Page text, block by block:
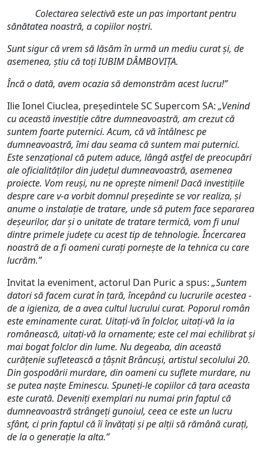
Colectarea selectivă este un pas important pentru
sănătatea noastră, a copiilor noștri.
Sunt sigur că vrem să lăsăm în urmă un mediu curat și, de
asemenea, știu că toți IUBIM DÂMBOVIȚA.
Încă o dată, avem ocazia să demonstrăm acest lucru!”
Ilie Ionel Ciuclea, președintele SC Supercom SA: „Venind
cu această investiție către dumneavoastră, am crezut că
suntem foarte puternici. Acum, că vă întâlnesc pe
dumneavoastră, îmi dau seama că suntem mai puternici.
Este senzațional că putem aduce, lângă astfel de preocupări
ale oficialităților din județul dumneavoastră, asemenea
proiecte. Vom reuși, nu ne oprește nimeni! Dacă investițiile
despre care v-a vorbit domnul președinte se vor realiza, și
anume o instalație de tratare, unde să putem face separarea
deșeurilor, dar și o unitate de tratare termică, vom fi unul
dintre primele județe cu acest tip de tehnologie. Încercarea
noastră de a fi oameni curați pornește de la tehnica cu care
lucrăm.”
Invitat la eveniment, actorul Dan Puric a spus: „Suntem
datori să facem curat în țară, începând cu lucrurile acestea -
de a igieniza, de a avea cultul lucrului curat. Poporul român
este eminamente curat. Uitați-vă în folclor, uitați-vă la ia
românească, uitați-vă la ornamente; este cel mai echilibrat și
mai bogat folclor din lume. Nu degeaba, din această
curățenie sufletească a țâșnit Brâncuși, artistul secolului 20.
Din gospodării murdare, din oameni cu suflete murdare, nu
se putea naște Eminescu. Spuneți-le copiilor că țara aceasta
este curată. Deveniți exemplari nu numai prin faptul că
dumneavoastră strângeți gunoiul, ceea ce este un lucru
sfânt, ci prin faptul că îi învățați și pe alții să rămână curați,
de la o generație la alta.”